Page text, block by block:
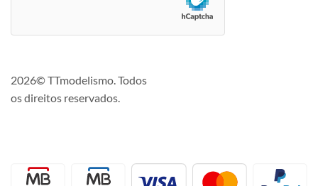
2026© TTmodelismo. Todos
os direitos reservados.